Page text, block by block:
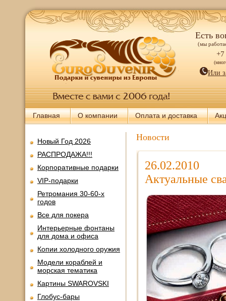
Есть
(мы
+7
Или
Главная О компании Оплата и доставка
Новый Год 2026
РАСПРОДАЖА!!!
Корпоративные подарки
VIP-подарки
Ретромания 30-60-х
годов
Все для покера
Интерьерные фонтаны
для дома и офиса
Копии холодного оружия
Модели кораблей и
морская тематика
Картины SWAROVSKI
Глобус-бары
Новости
26.02.2010
Актуальные